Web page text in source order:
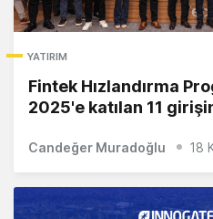
YATIRIM
Fintek Hızlandırma
2025'e katılan 11
Candeğer Muradoğlu 18